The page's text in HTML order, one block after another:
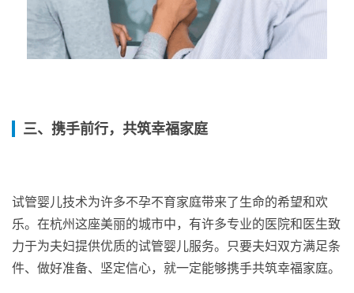
三、携手前行，共筑幸福家庭
试管婴儿技术为许多不孕不育家庭带来了生命的希望和欢
乐。在杭州这座美丽的城市中，有许多专业的医院和医生致
力于为夫妇提供优质的试管婴儿服务。只要夫妇双方满足条
件、做好准备、坚定信心，就一定能够携手共筑幸福家庭。